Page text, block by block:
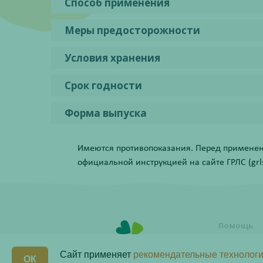
Меры предосторожности
Условия хранения
Срок годности
Форма выпуска
Имеются противопоказания. Перед
официальной инструкцией на сайте ГРЛС
Помощь
заказа
Сайт применяет рекомендательные
ОК